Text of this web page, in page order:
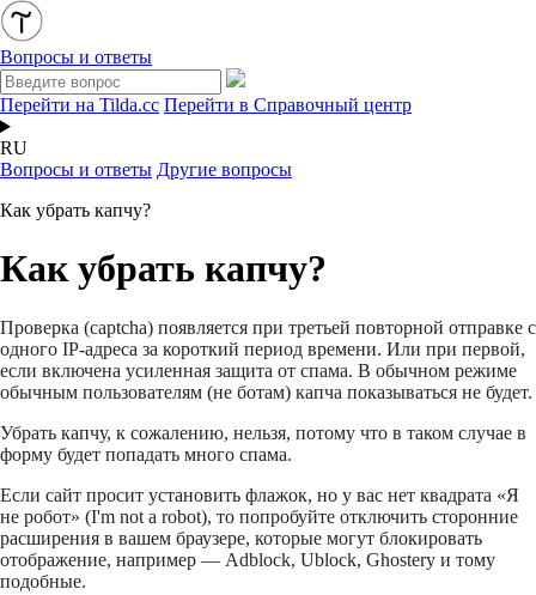
Вопросы и ответы
Перейти на Tilda.cc Перейти в Справочный центр
RU
Вопросы и ответы Другие вопросы
Как убрать капчу?
Как убрать капчу?
Проверка (captcha) появляется при третьей повторной отправке с
одного IP-адреса за короткий период времени. Или при первой,
если включена усиленная защита от спама. В обычном режиме
обычным пользователям (не ботам) капча показываться не будет.
Убрать капчу, к сожалению, нельзя, потому что в таком случае в
форму будет попадать много спама.
Если сайт просит установить флажок, но у вас нет квадрата «Я
не робот» (I'm not a robot), то попробуйте отключить сторонние
расширения в вашем браузере, которые могут блокировать
отображение, например — Adblock, Ublock, Ghostery и тому
подобные.